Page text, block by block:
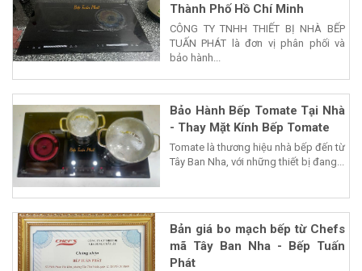
Thành Phố Hồ Chí Minh
CÔNG TY TNHH THIẾT BỊ NHÀ BẾP
TUẤN PHÁT là đơn vị phân phối và
bảo hành...
Bảo Hành Bếp Tomate Tại Nhà
- Thay Mặt Kính Bếp Tomate
Tomate là thương hiệu nhà bếp đến từ
Tây Ban Nha, với những thiết bị đang...
Bản giá bo mạch bếp từ Chefs
mã Tây Ban Nha - Bếp Tuấn
Phát